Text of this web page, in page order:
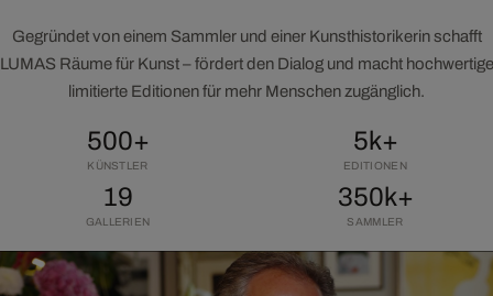
Gegründet von einem Sammler und einer Kunsthistorikerin schafft
LUMAS Räume für Kunst – fördert den Dialog und macht hochwertige
limitierte Editionen für mehr Menschen zugänglich.
500+
KÜNSTLER
5k+
EDITIONEN
19
GALLERIEN
350k+
SAMMLER